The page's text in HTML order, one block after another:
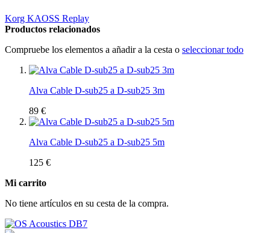
Korg KAOSS Replay
Productos relacionados
Compruebe los elementos a añadir a la cesta o seleccionar todo
Alva Cable D-sub25 a D-sub25 3m
89 €
Alva Cable D-sub25 a D-sub25 5m
125 €
Mi carrito
No tiene artículos en su cesta de la compra.